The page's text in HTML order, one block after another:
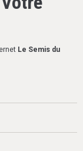
Le Semis du